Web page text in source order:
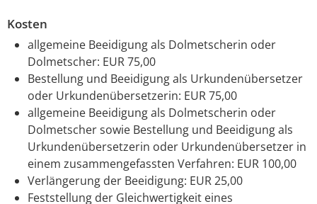
Kosten
allgemeine Beeidigung als Dolmetscherin oder
Dolmetscher: EUR 75,00
Bestellung und Beeidigung als Urkundenübersetzer
oder Urkundenübersetzerin: EUR 75,00
allgemeine Beeidigung als Dolmetscherin oder
Dolmetscher sowie Bestellung und Beeidigung als
Urkundenübersetzerin oder Urkundenübersetzer in
einem zusammengefassten Verfahren: EUR 100,00
Verlängerung der Beeidigung: EUR 25,00
Feststellung der Gleichwertigkeit eines